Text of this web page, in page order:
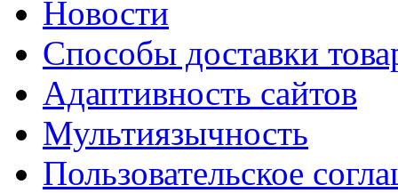
Новости
Способы доставки
Адаптивность сайтов
Мультиязычность
Пользовательское